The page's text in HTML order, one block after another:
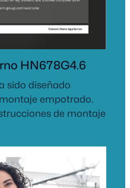
HN678G4.6
sido diseñado
empotrado.
de montaje